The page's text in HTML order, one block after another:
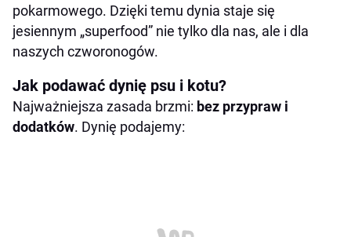
pokarmowego. Dzięki temu dynia staje się
jesiennym „superfood” nie tylko dla nas, ale i dla
naszych czworonogów.
Jak podawać dynię psu i kotu?
Najważniejsza zasada brzmi: bez przypraw i
dodatków. Dynię podajemy: